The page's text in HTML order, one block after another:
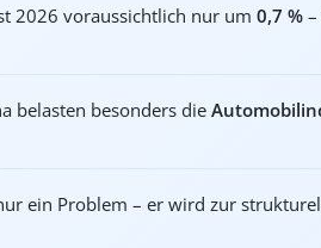
2026 voraussichtlich nur um 0,7 %
belasten besonders die
ein Problem – er wird zur